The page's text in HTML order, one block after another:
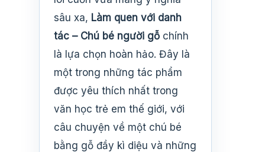
sâu xa, Làm quen với danh
tác – Chú bé người gỗ chính
là lựa chọn hoàn hảo. Đây là
một trong những tác phẩm
được yêu thích nhất trong
văn học trẻ em thế giới, với
câu chuyện về một chú bé
bằng gỗ đầy kì diệu và những